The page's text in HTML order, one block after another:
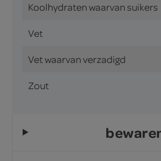
Koolhydraten waarvan suikers
Vet
Vet waarvan verzadigd
Zout